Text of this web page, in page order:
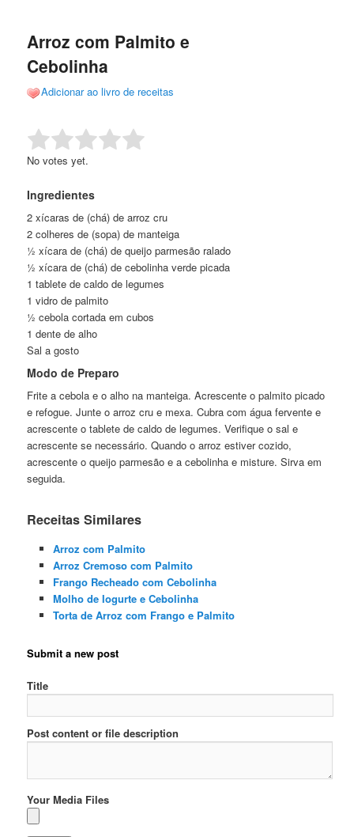
conteúdo
conteúdo
Arroz com Palmito e
Cebolinha
Adicionar ao livro de receitas
Rate this item: Submit Rating
No votes yet.
Ingredientes
2 xícaras de (chá) de arroz cru
2 colheres de (sopa) de manteiga
½ xícara de (chá) de queijo parmesão ralado
½ xícara de (chá) de cebolinha verde picada
1 tablete de caldo de legumes
1 vidro de palmito
½ cebola cortada em cubos
1 dente de alho
Sal a gosto
Modo de Preparo
Frite a cebola e o alho na manteiga. Acrescente o palmito picado
e refogue. Junte o arroz cru e mexa. Cubra com água fervente e
acrescente o tablete de caldo de legumes. Verifique o sal e
acrescente se necessário. Quando o arroz estiver cozido,
acrescente o queijo parmesão e a cebolinha e misture. Sirva em
seguida.
Receitas Similares
Arroz com Palmito
Arroz Cremoso com Palmito
Frango Recheado com Cebolinha
Molho de Iogurte e Cebolinha
Torta de Arroz com Frango e Palmito
Submit a new post
Title
Post content or file description
Your Media Files